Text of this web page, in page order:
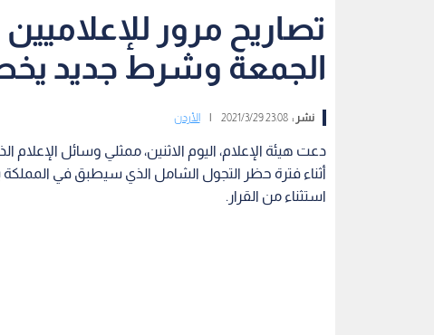
تصاريح مرور
الجمعة وشرط جديد
نشر :23:08 2021/3/29 الأردن
دعت هيئة الإعلام، اليوم الاثنين، ممثلي وسائل
استثناء من القرار.